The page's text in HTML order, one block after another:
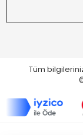
Tüm